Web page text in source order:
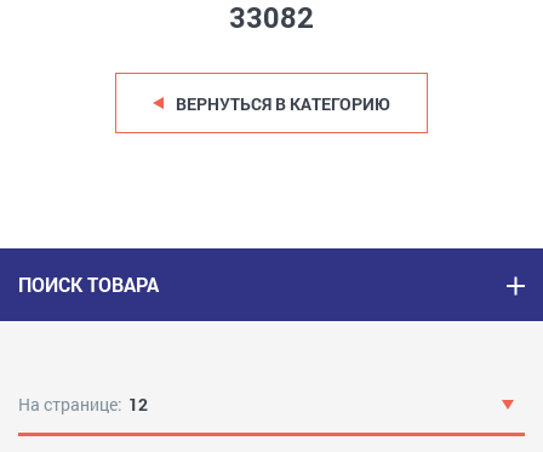
33082
ВЕРНУТЬСЯ В КАТЕГОРИЮ
ПОИСК ТОВАРА
На странице: 12